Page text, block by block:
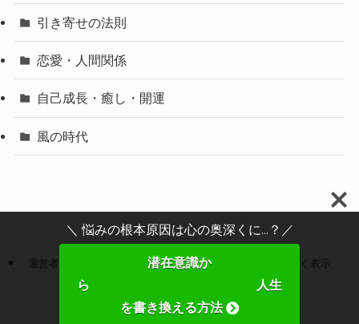
引き寄せの法則
恋愛・人間関係
自己成長・癒し・開運
風の時代
運営者情報 プライバシーポリシー
特定商取引法に基づく表示
© 未知リッチ.
＼ 悩みの根本原因は心の奥深くに...？／
潜在意識か
ら 人生
を書き換える方法